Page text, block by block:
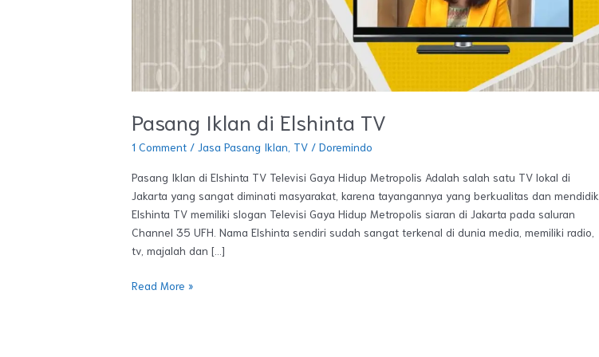
Pasang Iklan di Elshinta TV
1 Comment /Jasa Pasang Iklan TV /Doremindo
Pasang Iklan di Elshinta TV Televisi Gaya Hidup Metropolis Adalah salah satu TV lokal di
Jakarta yang sangat diminati masyarakat, karena tayangannya yang berkualitas dan mendidik.
Elshinta TV memiliki slogan Televisi Gaya Hidup Metropolis siaran di Jakarta pada saluran
Channel 35 UFH. Nama Elshinta sendiri sudah sangat terkenal di dunia media, memiliki radio,
tv, majalah dan […]
Read More »